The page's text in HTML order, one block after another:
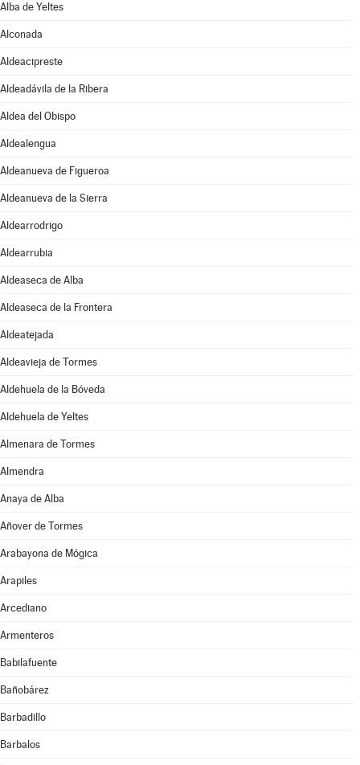
Alba de Yeltes
Alconada
Aldeacipreste
Aldeadávila de la Ribera
Aldea del Obispo
Aldealengua
Aldeanueva de Figueroa
Aldeanueva de la Sierra
Aldearrodrigo
Aldearrubia
Aldeaseca de Alba
Aldeaseca de la Frontera
Aldeatejada
Aldeavieja de Tormes
Aldehuela de la Bóveda
Aldehuela de Yeltes
Almenara de Tormes
Almendra
Anaya de Alba
Añover de Tormes
Arabayona de Mógica
Arapiles
Arcediano
Armenteros
Babilafuente
Bañobárez
Barbadillo
Barbalos